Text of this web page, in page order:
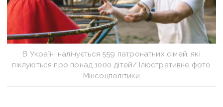
В Україні налічується 559 патронатних сімей, які
піклуються про понад 1000 дітей/ Ілюстративне фото
Мінсоцполітики